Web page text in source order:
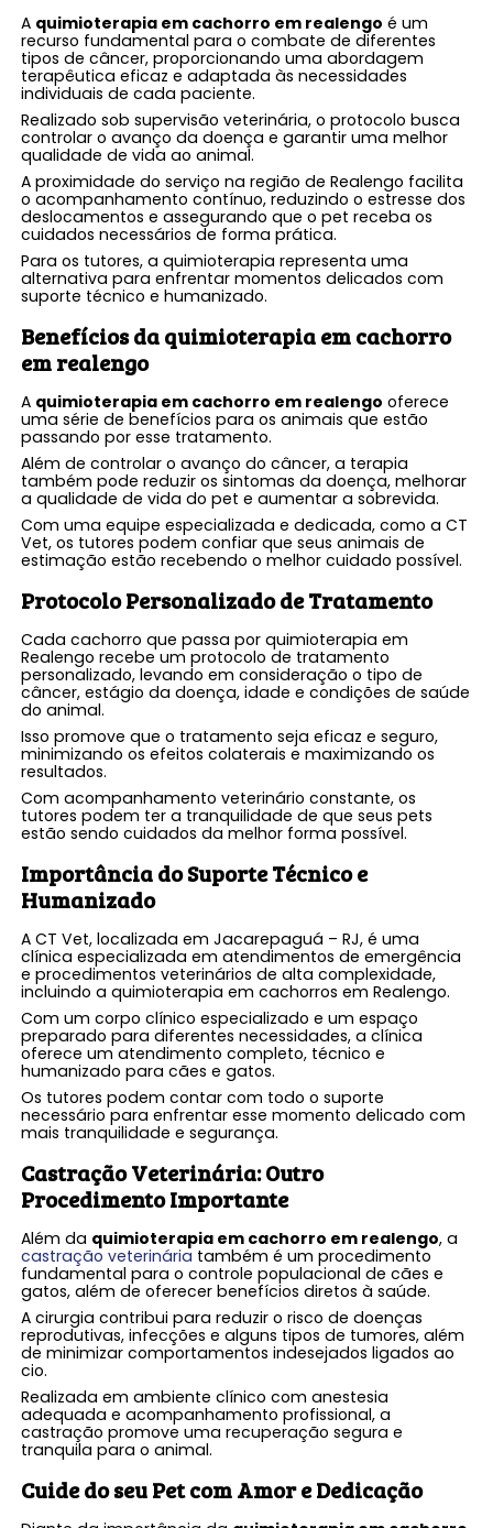
A quimioterapia em cachorro em realengo é um
recurso fundamental para o combate de diferentes
tipos de câncer, proporcionando uma abordagem
terapêutica eficaz e adaptada às necessidades
individuais de cada paciente.
Realizado sob supervisão veterinária, o protocolo busca
controlar o avanço da doença e garantir uma melhor
qualidade de vida ao animal.
A proximidade do serviço na região de Realengo facilita
o acompanhamento contínuo, reduzindo o estresse dos
deslocamentos e assegurando que o pet receba os
cuidados necessários de forma prática.
Para os tutores, a quimioterapia representa uma
alternativa para enfrentar momentos delicados com
suporte técnico e humanizado.
Benefícios daquimioterapia em cachorro
em realengo
A quimioterapia em cachorro em realengo oferece
uma série de benefícios para os animais que estão
passando por esse tratamento.
Além de controlar o avanço do câncer, a terapia
também pode reduzir os sintomas da doença, melhorar
a qualidade de vida do pet e aumentar a sobrevida.
Com uma equipe especializada e dedicada, como a CT
Vet, os tutores podem confiar que seus animais de
estimação estão recebendo o melhor cuidado possível.
Protocolo Personalizado de Tratamento
Cada cachorro que passa por quimioterapia em
Realengo recebe um protocolo de tratamento
personalizado, levando em consideração o tipo de
câncer, estágio da doença, idade e condições de saúde
do animal.
Isso promove que o tratamento seja eficaz e seguro,
minimizando os efeitos colaterais e maximizando os
resultados.
Com acompanhamento veterinário constante, os
tutores podem ter a tranquilidade de que seus pets
estão sendo cuidados da melhor forma possível.
Importância do Suporte Técnico e
Humanizado
A CT Vet, localizada em Jacarepaguá – RJ, é uma
clínica especializada em atendimentos de emergência
e procedimentos veterinários de alta complexidade,
incluindo a quimioterapia em cachorros em Realengo.
Com um corpo clínico especializado e um espaço
preparado para diferentes necessidades, a clínica
oferece um atendimento completo, técnico e
humanizado para cães e gatos.
Os tutores podem contar com todo o suporte
necessário para enfrentar esse momento delicado com
mais tranquilidade e segurança.
Castração Veterinária: Outro
Procedimento Importante
Além da quimioterapia em cachorro em realengo, a
castração veterinária também é um procedimento
fundamental para o controle populacional de cães e
gatos, além de oferecer benefícios diretos à saúde.
A cirurgia contribui para reduzir o risco de doenças
reprodutivas, infecções e alguns tipos de tumores, além
de minimizar comportamentos indesejados ligados ao
cio.
Realizada em ambiente clínico com anestesia
adequada e acompanhamento profissional, a
castração promove uma recuperação segura e
tranquila para o animal.
Cuide do seu Pet com Amor e Dedicação